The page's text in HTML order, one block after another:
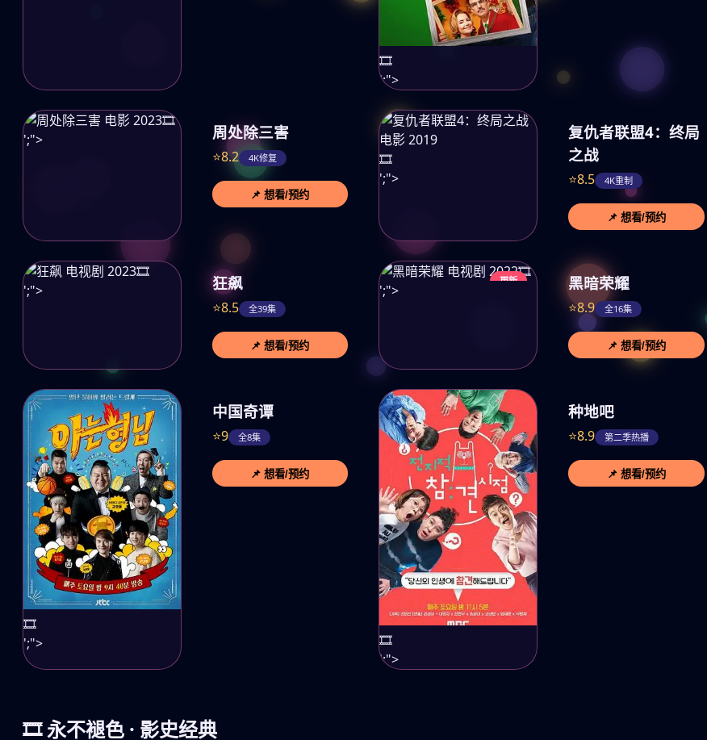
🎞️
';">
🎞️
';">
周处除三害
⭐8.2 4K修复
📌 想看/预约
🎞️
';">
复仇者联盟4：终局
之战
⭐8.5 4K重制
📌 想看/预约
🎞️
';">
狂飙
⭐8.5 全39集
📌 想看/预约
更新
🎞️
';">
黑暗荣耀
⭐8.9 全16集
📌 想看/预约
🎞️
';">
中国奇谭
⭐9 全8集
📌 想看/预约
🎞️
';">
种地吧
⭐8.9 第二季热播
📌 想看/预约
🎞️ 永不褪色 · 影史经典